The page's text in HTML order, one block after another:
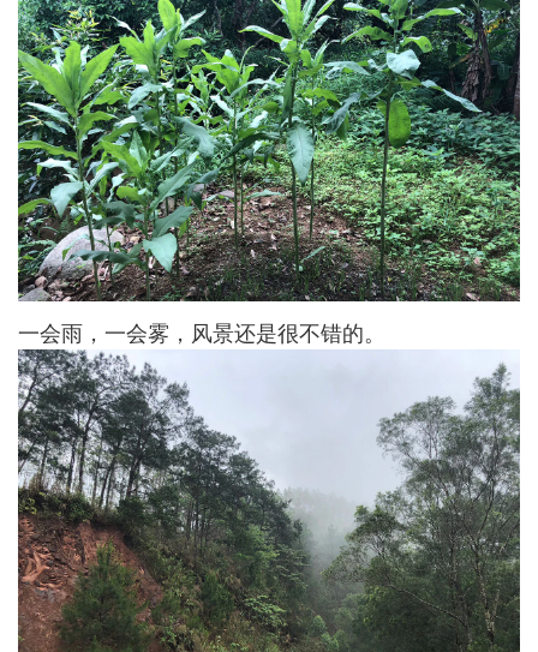
一会雨，一会雾，风景还是很不错的。